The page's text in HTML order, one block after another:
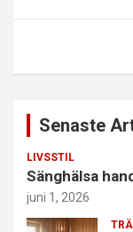
Senaste
LIVSSTIL
Sänghälsa
juni 1, 2026